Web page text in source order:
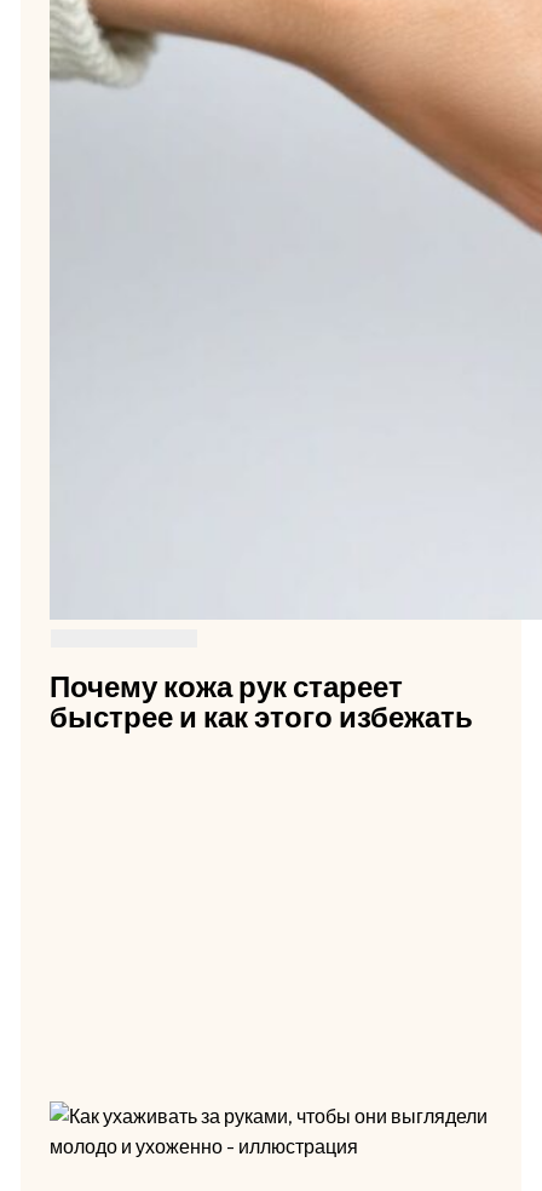
Почему кожа рук стареет
быстрее и как этого избежать